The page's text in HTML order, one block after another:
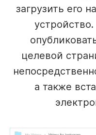
загрузить его
целевой
а также